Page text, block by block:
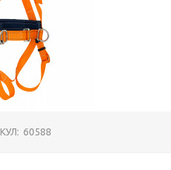
60588